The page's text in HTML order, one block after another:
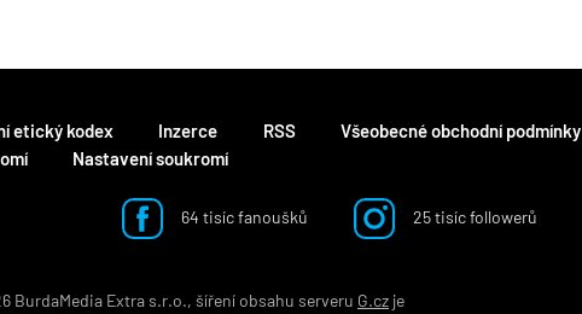
etický kodex Inzerce RSS Všeobecné obchodní podmínky
Nastavení soukromí
64 tisíc fanoušků 25 tisíc followerů
BurdaMedia Extra s.r.o., šíření obsahu serveru G.cz je